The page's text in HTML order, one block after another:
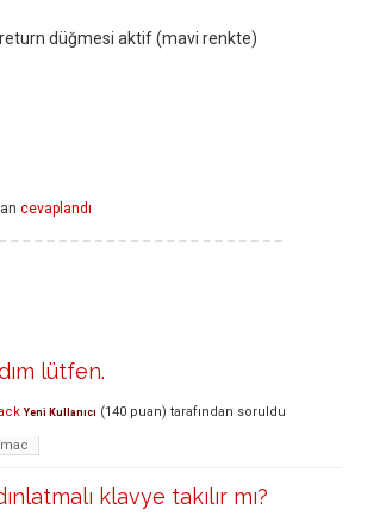
düğmesi aktif (mavi renkte)
cevaplandı
lütfen.
Yeni Kullanıcı (140 puan) tarafından soruldu
klavye takılır mı?